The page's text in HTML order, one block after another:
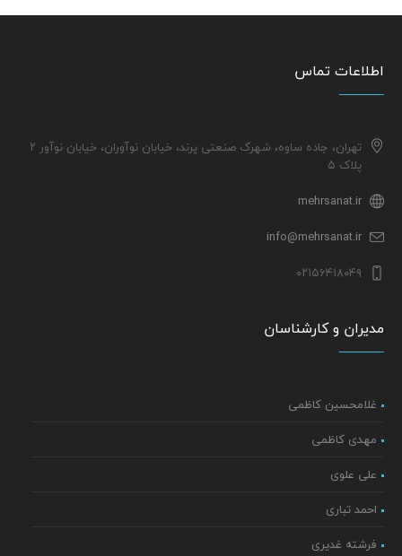
اطلاعات تماس
تهران، جاده ساوه، شهرک صنعتی پرند، خیابان نوآوران، خیابان نوآور ۲
پلاک ۵
mehrsanat.ir
info@mehrsanat.ir
۰۲۱۵۶۴۱۸۰۴۹
مدیران و کارشناسان
غلامحسین کاظمی
مهدی کاظمی
علی علوی
احمد تباری
فرشته غدیری